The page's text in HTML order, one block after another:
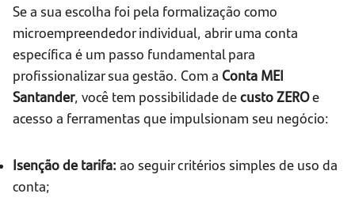
Se a sua escolha foi pela formalização como
microempreendedor individual, abrir uma conta
específica é um passo fundamental para
profissionalizar sua gestão. Com a Conta MEI
Santander, você tem possibilidade decusto ZEROe
acesso a ferramentas que impulsionam seu negócio:
Isenção de tarifa: ao seguir critérios simples de uso da
conta;